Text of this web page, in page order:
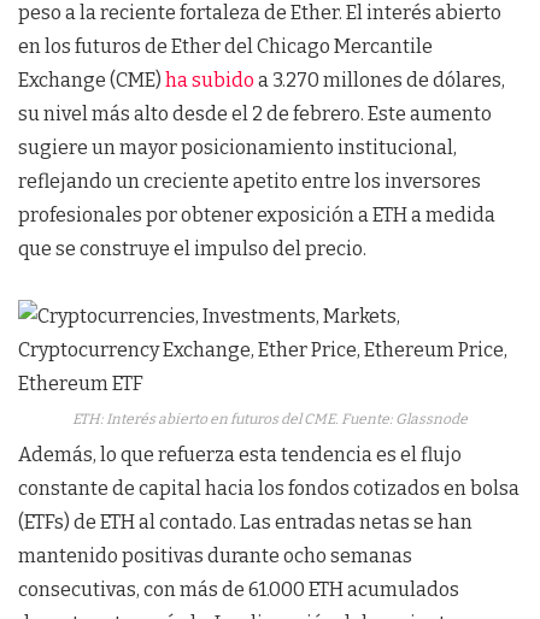
peso a la reciente fortaleza de Ether. El interés abierto
en los futuros de Ether del Chicago Mercantile
Exchange (CME) ha subido a 3.270 millones de dólares,
su nivel más alto desde el 2 de febrero. Este aumento
sugiere un mayor posicionamiento institucional,
reflejando un creciente apetito entre los inversores
profesionales por obtener exposición a ETH a medida
que se construye el impulso del precio.
ETH: Interés abierto en futuros del CME. Fuente: Glassnode
Además, lo que refuerza esta tendencia es el flujo
constante de capital hacia los fondos cotizados en bolsa
(ETFs) de ETH al contado. Las entradas netas se han
mantenido positivas durante ocho semanas
consecutivas, con más de 61.000 ETH acumulados